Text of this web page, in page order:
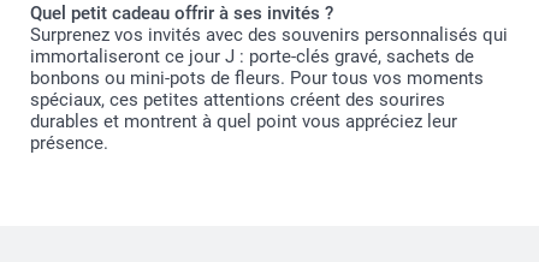
Quel petit cadeau offrir à ses invités ?
Surprenez vos invités avec des souvenirs personnalisés qui
immortaliseront ce jour J : porte-clés gravé, sachets de
bonbons ou mini-pots de fleurs. Pour tous vos moments
spéciaux, ces petites attentions créent des sourires
durables et montrent à quel point vous appréciez leur
présence.